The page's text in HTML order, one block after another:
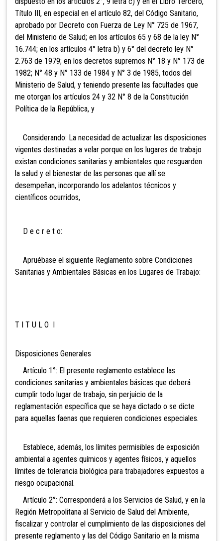
Título III, en especial en el artículo 82, del Código Sanitario,
aprobado por Decreto con Fuerza de Ley N° 725 de 1967,
del Ministerio de Salud; en los artículos 65 y 68 de la ley N°
16.744; en los artículos 4° letra b) y 6° del decreto ley N°
2.763 de 1979; en los decretos supremos N° 18 y N° 173 de
1982; N° 48 y N° 133 de 1984 y N° 3 de 1985, todos del
Ministerio de Salud, y teniendo presente las facultades que
me otorgan los artículos 24 y 32 N° 8 de la Constitución
Política de la República, y
Considerando: La necesidad de actualizar las disposiciones
vigentes destinadas a velar porque en los lugares de trabajo
existan condiciones sanitarias y ambientales que resguarden
la salud y el bienestar de las personas que allí se
desempeñan, incorporando los adelantos técnicos y
científicos ocurridos,
D e c r e t o:
Apruébase el siguiente Reglamento sobre Condiciones
Sanitarias y Ambientales Básicas en los Lugares de Trabajo:
T I T U L O I
Disposiciones Generales
Artículo 1°: El presente reglamento establece las
condiciones sanitarias y ambientales básicas que deberá
cumplir todo lugar de trabajo, sin perjuicio de la
reglamentación específica que se haya dictado o se dicte
para aquellas faenas que requieren condiciones especiales.
Establece, además, los límites permisibles de exposición
ambiental a agentes químicos y agentes físicos, y aquellos
límites de tolerancia biológica para trabajadores expuestos a
riesgo ocupacional.
Artículo 2°: Corresponderá a los Servicios de Salud, y en la
Región Metropolitana al Servicio de Salud del Ambiente,
fiscalizar y controlar el cumplimiento de las disposiciones del
presente reglamento y las del Código Sanitario en la misma